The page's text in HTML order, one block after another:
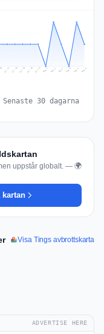
Jul 27 Jul 28 Jul 29 Jul 30 Jul 31 Aug 1 Aug 2 Aug 3 Aug 4 Aug 5 Aug 6
Senaste 30 dagarna
uppstår globalt. — 🌍
Visa Tings avbrottskarta
ADVERTISE HERE